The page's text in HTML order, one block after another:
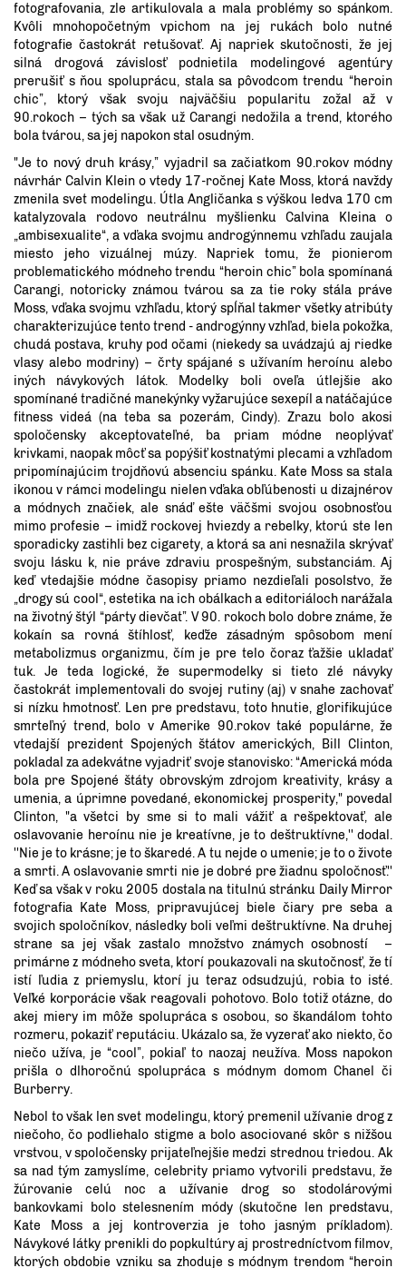
fotografovania, zle artikulovala a mala problémy so spánkom.
Kvôli mnohopočetným vpichom na jej rukách bolo nutné
fotografie častokrát retušovať. Aj napriek skutočnosti, že jej
silná drogová závislosť podnietila modelingové agentúry
prerušiť s ňou spoluprácu, stala sa pôvodcom trendu “heroin
chic”, ktorý však svoju najväčšiu popularitu zožal až v
90.rokoch – tých sa však už Carangi nedožila a trend, ktorého
bola tvárou, sa jej napokon stal osudným.
"Je to nový druh krásy,” vyjadril sa začiatkom 90.rokov módny
návrhár Calvin Klein o vtedy 17-ročnej Kate Moss, ktorá navždy
zmenila svet modelingu. Útla Angličanka s výškou ledva 170 cm
katalyzovala rodovo neutrálnu myšlienku Calvina Kleina o
„ambisexualite“, a vďaka svojmu androgýnnemu vzhľadu zaujala
miesto jeho vizuálnej múzy. Napriek tomu, že pionierom
problematického módneho trendu “heroin chic” bola spomínaná
Carangi, notoricky známou tvárou sa za tie roky stála práve
Moss, vďaka svojmu vzhľadu, ktorý spĺňal takmer všetky atribúty
charakterizujúce tento trend - androgýnny vzhľad, biela pokožka,
chudá postava, kruhy pod očami (niekedy sa uvádzajú aj riedke
vlasy alebo modriny) – črty spájané s užívaním heroínu alebo
iných návykových látok. Modelky boli oveľa útlejšie ako
spomínané tradičné manekýnky vyžarujúce sexepíl a natáčajúce
fitness videá (na teba sa pozerám, Cindy). Zrazu bolo akosi
spoločensky akceptovateľné, ba priam módne neoplývať
krivkami, naopak môcť sa popýšiť kostnatými plecami a vzhľadom
pripomínajúcim trojdňovú absenciu spánku. Kate Moss sa stala
ikonou v rámci modelingu nielen vďaka obľúbenosti u dizajnérov
a módnych značiek, ale snáď ešte väčšmi svojou osobnosťou
mimo profesie – imidž rockovej hviezdy a rebelky, ktorú ste len
sporadicky zastihli bez cigarety, a ktorá sa ani nesnažila skrývať
svoju lásku k, nie práve zdraviu prospešným, substanciám. Aj
keď vtedajšie módne časopisy priamo nezdieľali posolstvo, že
„drogy sú cool“, estetika na ich obálkach a editoriáloch narážala
na životný štýl “párty dievčat”. V 90. rokoch bolo dobre známe, že
kokaín sa rovná štíhlosť, keďže zásadným spôsobom mení
metabolizmus organizmu, čím je pre telo čoraz ťažšie ukladať
tuk. Je teda logické, že supermodelky si tieto zlé návyky
častokrát implementovali do svojej rutiny (aj) v snahe zachovať
si nízku hmotnosť. Len pre predstavu, toto hnutie, glorifikujúce
smrteľný trend, bolo v Amerike 90.rokov také populárne, že
vtedajší prezident Spojených štátov amerických, Bill Clinton,
pokladal za adekvátne vyjadriť svoje stanovisko: “Americká móda
bola pre Spojené štáty obrovským zdrojom kreativity, krásy a
umenia, a úprimne povedané, ekonomickej prosperity," povedal
Clinton, "a všetci by sme si to mali vážiť a rešpektovať, ale
oslavovanie heroínu nie je kreatívne, je to deštruktívne,'' dodal.
''Nie je to krásne; je to škaredé. A tu nejde o umenie; je to o živote
a smrti. A oslavovanie smrti nie je dobré pre žiadnu spoločnosť.''
Keď sa však v roku 2005 dostala na titulnú stránku Daily Mirror
fotografia Kate Moss, pripravujúcej biele čiary pre seba a
svojich spoločníkov, následky boli veľmi deštruktívne. Na druhej
strane sa jej však zastalo množstvo známych osobností –
primárne z módneho sveta, ktorí poukazovali na skutočnosť, že tí
istí ľudia z priemyslu, ktorí ju teraz odsudzujú, robia to isté.
Veľké korporácie však reagovali pohotovo. Bolo totiž otázne, do
akej miery im môže spolupráca s osobou, so škandálom tohto
rozmeru, pokaziť reputáciu. Ukázalo sa, že vyzerať ako niekto, čo
niečo užíva, je “cool”, pokiaľ to naozaj neužíva. Moss napokon
prišla o dlhoročnú spolupráca s módnym domom Chanel či
Burberry.
Nebol to však len svet modelingu, ktorý premenil užívanie drog z
niečoho, čo podliehalo stigme a bolo asociované skôr s nižšou
vrstvou, v spoločensky prijateľnejšie medzi strednou triedou. Ak
sa nad tým zamyslíme, celebrity priamo vytvorili predstavu, že
žúrovanie celú noc a užívanie drog so stodolárovými
bankovkami bolo stelesnením módy (skutočne len predstavu,
Kate Moss a jej kontroverzia je toho jasným príkladom).
Návykové látky prenikli do popkultúry aj prostredníctvom filmov,
ktorých obdobie vzniku sa zhoduje s módnym trendom “heroin